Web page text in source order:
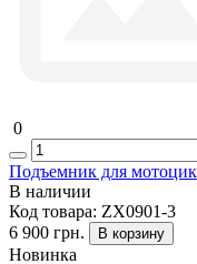
0
Подъемник для
В наличии
Код товара: ZX0901-3
6 900 грн.
В корзину
Новинка